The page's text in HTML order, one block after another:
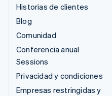
Historias de clientes
Blog
Comunidad
Conferencia anual
Sessions
Privacidad y condiciones
Empresas restringidas y